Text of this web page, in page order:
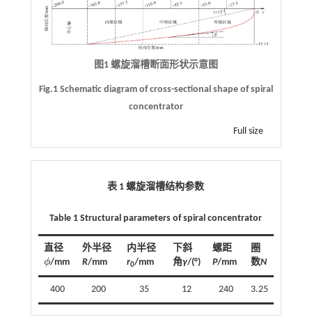
图1 螺旋溜槽断面形状示意图
Fig.1 Schematic diagram of cross-sectional shape of spiral
concentrator
Full size
表 1 螺旋溜槽结构参数
Table 1 Structural parameters of spiral concentrator
直径
ϕ
ϕ/mm
外半径
R/mm
内半径
r0/mm
下斜
角γ/(°)
螺距
P/mm
圈
数N
400 200 35 12 240 3.25